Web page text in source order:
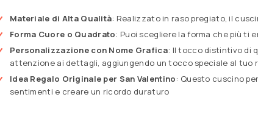
Materiale di Alta Qualità: Realizzato in raso pregiato, il
Forma Cuore o Quadrato: Puoi scegliere la forma che più ti
Personalizzazione con Nome Grafica: Il tocco distintivo di
attenzione ai dettagli, aggiungendo un tocco speciale al tuo
Idea Regalo Originale per San Valentino: Questo cuscino
sentimenti e creare un ricordo duraturo